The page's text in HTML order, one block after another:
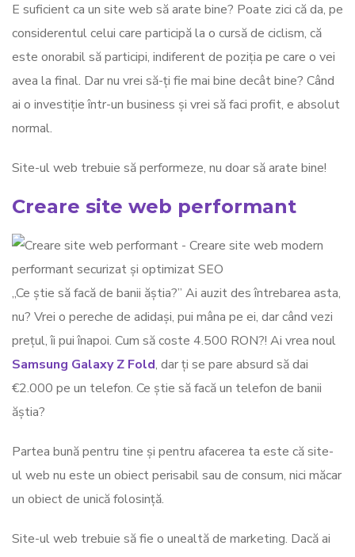
E suficient ca un site web să arate bine? Poate zici că da, pe
considerentul celui care participă la o cursă de ciclism, că
este onorabil să participi, indiferent de poziția pe care o vei
avea la final. Dar nu vrei să-ți fie mai bine decât bine? Când
ai o investiție într-un business și vrei să faci profit, e absolut
normal.
Site-ul web trebuie să performeze, nu doar să arate bine!
Creare site web performant
„Ce știe să facă de banii ăștia?” Ai auzit des întrebarea asta,
nu? Vrei o pereche de adidași, pui mâna pe ei, dar când vezi
prețul, îi pui înapoi. Cum să coste 4.500 RON?! Ai vrea noul
Samsung Galaxy Z Fold, dar ți se pare absurd să dai
€2.000 pe un telefon. Ce știe să facă un telefon de banii
ăștia?
Partea bună pentru tine și pentru afacerea ta este că site-
ul web nu este un obiect perisabil sau de consum, nici măcar
un obiect de unică folosință.
Site-ul web trebuie să fie o unealtă de marketing. Dacă ai